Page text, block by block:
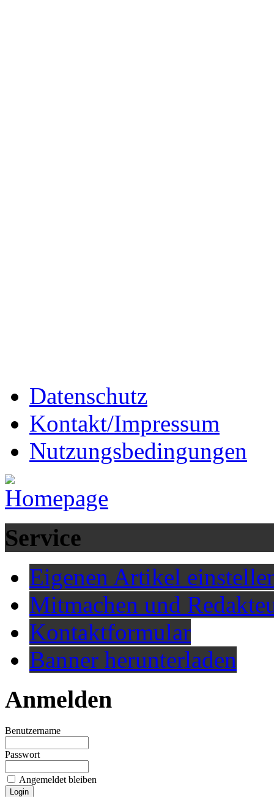
Datenschutz
Kontakt/Impressum
Nutzungsbedingungen
Service
Eigenen Artikel
Mitmachen und
Kontaktformular
Banner herunterladen
Anmelden
Benutzername
Passwort
Angemeldet bleiben